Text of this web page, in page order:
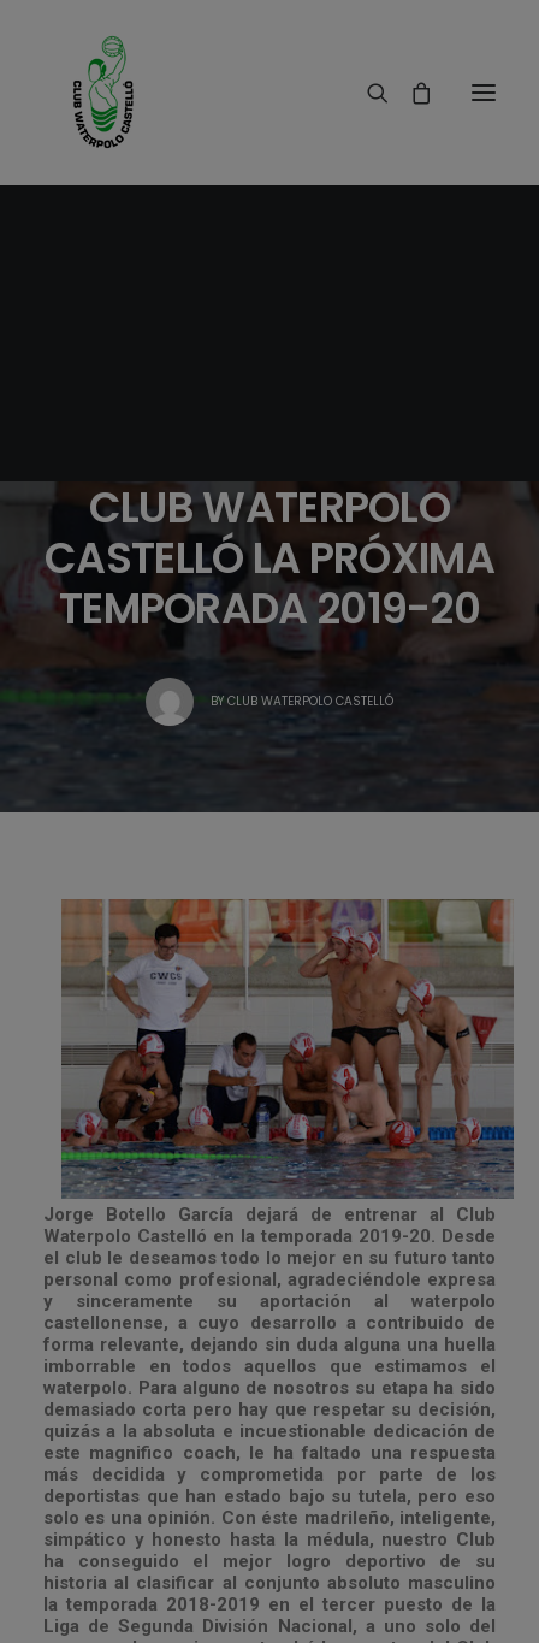
CLUB WATERPOLO
CASTELLÓ LA PRÓXIMA
TEMPORADA 2019-20
BY CLUB WATERPOLO CASTELLÓ
Jorge Botello García dejará de entrenar al Club
Waterpolo Castelló en la temporada 2019-20. Desde
el club le deseamos todo lo mejor en su futuro tanto
personal como profesional, agradeciéndole expresa
y sinceramente su aportación al waterpolo
castellonense, a cuyo desarrollo a contribuido de
forma relevante, dejando sin duda alguna una huella
imborrable en todos aquellos que estimamos el
waterpolo. Para alguno de nosotros su etapa ha sido
demasiado corta pero hay que respetar su decisión,
quizás a la absoluta e incuestionable dedicación de
este magnifico coach, le ha faltado una respuesta
más decidida y comprometida por parte de los
deportistas que han estado bajo su tutela, pero eso
solo es una opinión. Con éste madrileño, inteligente,
simpático y honesto hasta la médula, nuestro Club
ha conseguido el mejor logro deportivo de su
historia al clasificar al conjunto absoluto masculino
la temporada 2018-2019 en el tercer puesto de la
Liga de Segunda División Nacional, a uno solo del